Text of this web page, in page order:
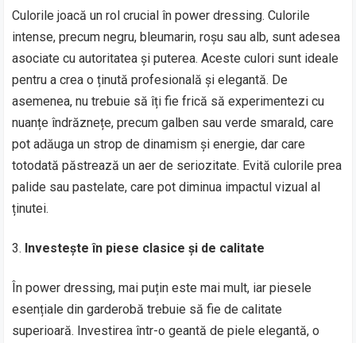
Culorile joacă un rol crucial în power dressing. Culorile
intense, precum negru, bleumarin, roșu sau alb, sunt adesea
asociate cu autoritatea și puterea. Aceste culori sunt ideale
pentru a crea o ținută profesională și elegantă. De
asemenea, nu trebuie să îți fie frică să experimentezi cu
nuanțe îndrăznețe, precum galben sau verde smarald, care
pot adăuga un strop de dinamism și energie, dar care
totodată păstrează un aer de seriozitate. Evită culorile prea
palide sau pastelate, care pot diminua impactul vizual al
ținutei.
Investește în piese clasice și de calitate
În power dressing, mai puțin este mai mult, iar piesele
esențiale din garderobă trebuie să fie de calitate
superioară. Investirea într-o geantă de piele elegantă, o